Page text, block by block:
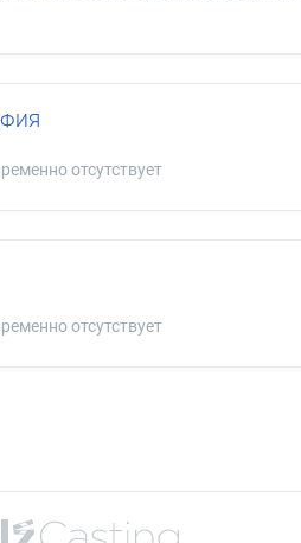
отсутствует
отсутствует